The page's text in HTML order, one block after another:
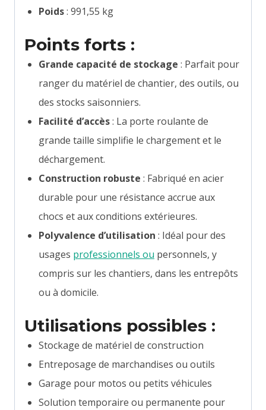
Poids: 991,55 kg
Points forts :
Grande capacité de stockage : Parfait pour
ranger du matériel de chantier, des outils, ou
des stocks saisonniers.
Facilité d’accès: La porte roulante de
grande taille simplifie le chargement et le
déchargement.
Construction robuste : Fabriqué en acier
durable pour une résistance accrue aux
chocs et aux conditions extérieures.
Polyvalence d’utilisation : Idéal pour des
usages professionnels ou personnels, y
compris sur les chantiers, dans les entrepôts
ou à domicile.
Utilisations possibles :
Stockage de matériel de construction
Entreposage de marchandises ou outils
Garage pour motos ou petits véhicules
Solution temporaire ou permanente pour